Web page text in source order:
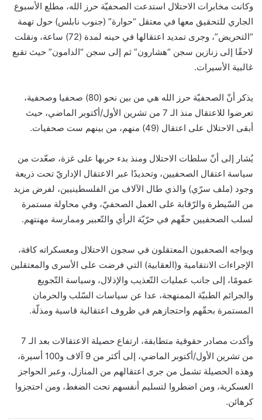
وكانت مخابرات الاحتلال استدعت الصحفيّة حرز الله، مطلع الأسبوع
الجاري للتحقيق معها في معتقل “حوارة” (جنوب نابلس) حول تهمة
“التحريض”، وجرى تمديد اعتقالها في حينه لمدة (72) ساعة، ونقلت
لاحقًا إلى زنازين سجن “هشارون” ثم إلى سجن “الدامون” حيث تقبع
غالبية الأسيرات.
يذكر أنّ الصحفيّة حرز الله هي من بين نحو (80) صحفيا وصحفية،
تعرضوا للاعتقال منذ الـ 7 من تشرين الأول/أكتوبر الماضي، حيث
أبقى الاحتلال على اعتقال (49) منهم، من بينهم ست صحفيات.
يُشار إلى أنّ سلطات الاحتلال ومنذ بدء حربها على غزة، صعّدت من
سياسة اعتقال الصحفيين، وتحديدًا عبر الاعتقال الإداريّ تحت ذريعة
وجود (ملف سرّي) والذي طال الآلاف من الفلسطينيين، لفرض مزيد
من السّيطرة والرّقابة على العمل الصحفيّ، وفي محاولة مستمرة
لسلب الصحفيين حقّهم في حرّيّة الرأي والتّعبير وممارسة مهنتهم.
ويواجه الصحفيون المعتقلون في سجون الاحتلال ومعسكراته كافة،
الإجراءات الانتقامية و(العقابية) التي فرضت على الأسرى والمعتقلين
عمومًا، إلى جانب عمليات التّعذيب والإذلال، وسياسة التّجويع
والجرائم الطبيّة الممنهجة، عدا عن سياسات السّلب والحرمان
المستمرة بحقّهم واحتجازهم في ظروف اعتقالية قاسية ومذلّة.
وأكدت مصادر حقوقية متطابقة، ارتفاع حصيلة الاعتقالات بعد الـ 7
من تشرين الأول/أكتوبر الماضي، إلى أكثر من 9 آلاف و100 أسيرة،
وهذه الحصيلة تشمل من جرى اعتقالهم من المنازل، وعبر الحواجز
العسكرية، ومن اضطروا لتسليم أنفسهم تحت الضغط، ومن احتجزوا
كرهائن.